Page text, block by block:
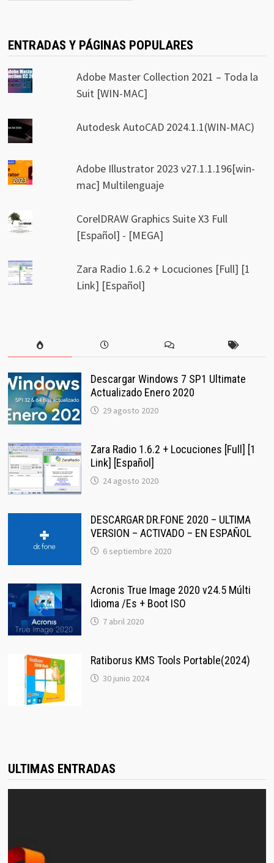
ENTRADAS Y PÁGINAS POPULARES
Adobe Master Collection 2021 – Toda la
Suit [WIN-MAC]
Autodesk AutoCAD 2024.1.1(WIN-MAC)
Adobe Illustrator 2023 v27.1.1.196[win-
mac] Multilenguaje
CorelDRAW Graphics Suite X3 Full
[Español] - [MEGA]
Zara Radio 1.6.2 + Locuciones [Full] [1
Link] [Español]
Descargar Windows 7 SP1 Ultimate
Actualizado Enero 2020
29 agosto 2020
Zara Radio 1.6.2 + Locuciones [Full] [1
Link] [Español]
24 agosto 2020
DESCARGAR DR.FONE 2020 – ULTIMA
VERSION – ACTIVADO – EN ESPAÑOL
6 septiembre 2020
Acronis True Image 2020 v24.5 Múlti
Idioma /Es + Boot ISO
7 abril 2020
Ratiborus KMS Tools Portable(2024)
30 junio 2024
ULTIMAS ENTRADAS